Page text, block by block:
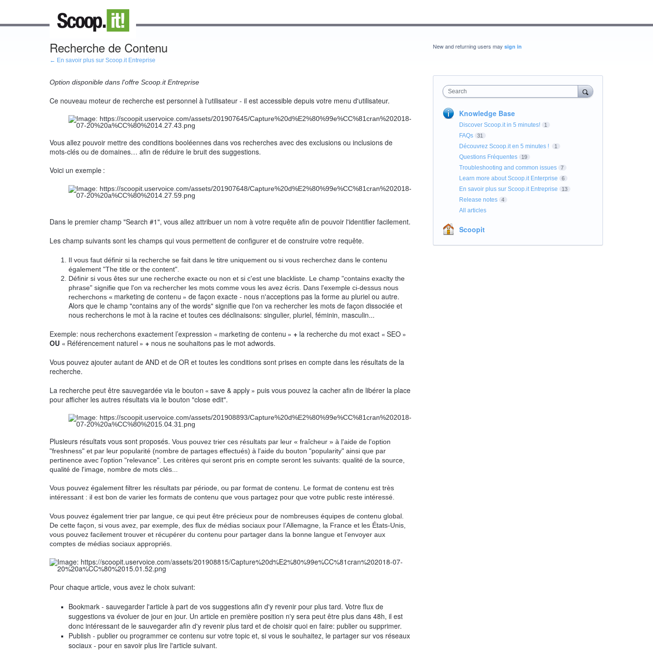
Recherche de Contenu
← En savoir plus sur Scoop.it Entreprise
Option disponible dans l'offre Scoop.it Entreprise
Ce nouveau moteur de recherche est personnel à l'utilisateur - il est accessible depuis votre menu d'utilisateur.
Vous allez pouvoir mettre des conditions booléennes dans vos recherches avec des exclusions ou inclusions de
mots-clés ou de domaines… afin de réduire le bruit des suggestions.
Voici un exemple :
Dans le premier champ "Search #1", vous allez attribuer un nom à votre requête afin de pouvoir l'identifier facilement.
Les champ suivants sont les champs qui vous permettent de configurer et de construire votre requête.
Il vous faut définir si la recherche se fait dans le titre uniquement ou si vous recherchez dans le contenu
également "The title or the content".
Définir si vous êtes sur une recherche exacte ou non et si c'est une blackliste. Le champ "contains exaclty the
phrase" signifie que l'on va rechercher les mots comme vous les avez écris. Dans l'exemple ci-dessus nous
recherchons « marketing de contenu » de façon exacte - nous n'acceptions pas la forme au pluriel ou autre.
Alors que le champ "contains any of the words" signifie que l'on va rechercher les mots de façon dissociée et
nous recherchons le mot à la racine et toutes ces déclinaisons: singulier, pluriel, féminin, masculin...
Exemple: nous recherchons exactement l’expression « marketing de contenu » + la recherche du mot exact « SEO »
OU « Référencement naturel » + nous ne souhaitons pas le mot adwords.
Vous pouvez ajouter autant de AND et de OR et toutes les conditions sont prises en compte dans les résultats de la
recherche.
La recherche peut être sauvegardée via le bouton « save & apply » puis vous pouvez la cacher afin de libérer la place
pour afficher les autres résultats via le bouton "close edit".
Plusieurs résultats vous sont proposés. Vous pouvez trier ces résultats par leur « fraîcheur » à l'aide de l'option
"freshness" et par leur popularité (nombre de partages effectués) à l'aide du bouton "popularity" ainsi que par
pertinence avec l'option "relevance". Les critères qui seront pris en compte seront les suivants: qualité de la source,
qualité de l'image, nombre de mots clés...
Vous pouvez également filtrer les résultats par période, ou par format de contenu. Le format de contenu est très
intéressant : il est bon de varier les formats de contenu que vous partagez pour que votre public reste intéressé.
Vous pouvez également trier par langue, ce qui peut être précieux pour de nombreuses équipes de contenu global.
De cette façon, si vous avez, par exemple, des flux de médias sociaux pour l’Allemagne, la France et les États-Unis,
vous pouvez facilement trouver et récupérer du contenu pour partager dans la bonne langue et l’envoyer aux
comptes de médias sociaux appropriés.
Pour chaque article, vous avez le choix suivant:
Bookmark - sauvegarder l'article à part de vos suggestions afin d'y revenir pour plus tard. Votre flux de
suggestions va évoluer de jour en jour. Un article en première position n'y sera peut être plus dans 48h, il est
donc intéressant de le sauvegarder afin d'y revenir plus tard et de choisir quoi en faire: publier ou supprimer.
Publish - publier ou programmer ce contenu sur votre topic et, si vous le souhaitez, le partager sur vos réseaux
sociaux - pour en savoir plus lire l'article suivant.
New and returning users may sign in
Search
Knowledge Base
Discover Scoop.it in 5 minutes! 1
FAQs 31
Découvrez Scoop.it en 5 minutes ! 1
Questions Fréquentes 19
Troubleshooting and common issues 7
Learn more about Scoop.it Enterprise 6
En savoir plus sur Scoop.it Entreprise 13
Release notes 4
All articles
Scoopit